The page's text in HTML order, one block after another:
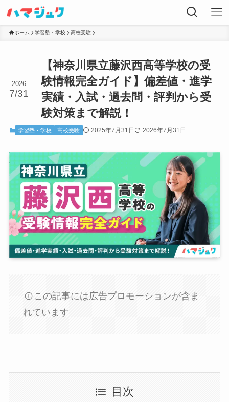
ホーム 学習塾・学校 高校受験
【神奈川県立藤沢西高等学校の受
験情報完全ガイド】偏差値・進学
実績・入試・過去問・評判から受
験対策まで解説！
2026
7/31
学習塾・学校 高校受験 2025年7月31日 2026年7月31日
この記事には広告プロモーションが含ま
れています
目次